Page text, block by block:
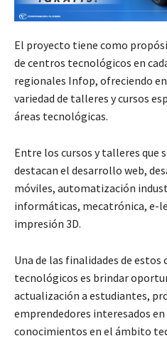
El proyecto tiene como
de centros tecnológicos en
regionales Infop, ofreciendo
variedad de talleres y cursos
áreas tecnológicas.
Entre los cursos y talleres que
destacan el desarrollo web,
móviles, automatización
informáticas, mecatrónica, e-
impresión 3D.
Una de las finalidades de estos
tecnológicos es brindar
actualización a estudiantes,
emprendedores interesados
conocimientos en el ámbito